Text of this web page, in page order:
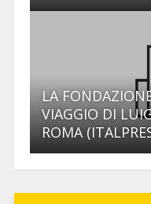
LA
VIAGGIO DI
ROMA